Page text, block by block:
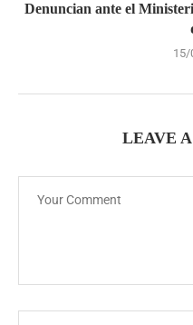
Denuncian ante el
15/
LEAVE